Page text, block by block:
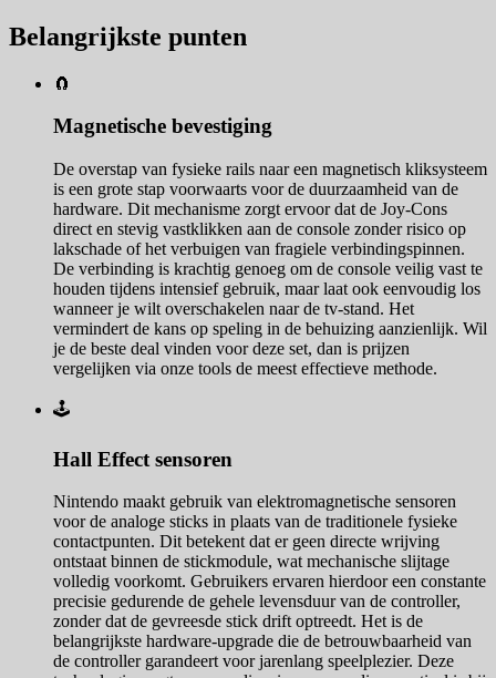
Belangrijkste punten
🧲
Magnetische bevestiging
De overstap van fysieke rails naar een magnetisch kliksysteem
is een grote stap voorwaarts voor de duurzaamheid van de
hardware. Dit mechanisme zorgt ervoor dat de Joy-Cons
direct en stevig vastklikken aan de console zonder risico op
lakschade of het verbuigen van fragiele verbindingspinnen.
De verbinding is krachtig genoeg om de console veilig vast te
houden tijdens intensief gebruik, maar laat ook eenvoudig los
wanneer je wilt overschakelen naar de tv-stand. Het
vermindert de kans op speling in de behuizing aanzienlijk. Wil
je de beste deal vinden voor deze set, dan is prijzen
vergelijken via onze tools de meest effectieve methode.
🕹️
Hall Effect sensoren
Nintendo maakt gebruik van elektromagnetische sensoren
voor de analoge sticks in plaats van de traditionele fysieke
contactpunten. Dit betekent dat er geen directe wrijving
ontstaat binnen de stickmodule, wat mechanische slijtage
volledig voorkomt. Gebruikers ervaren hierdoor een constante
precisie gedurende de gehele levensduur van de controller,
zonder dat de gevreesde stick drift optreedt. Het is de
belangrijkste hardware-upgrade die de betrouwbaarheid van
de controller garandeert voor jarenlang speelplezier. Deze